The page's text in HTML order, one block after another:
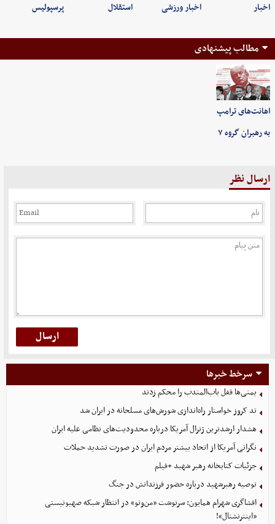
اخبار اخبار ورزشی استقلال پرسپولیس
مطالب پیشنهادی
اهانت‌های ترامپ
به رهبران گروه ۷
ارسال نظر
سرخط خبرها
یمنی‌ها قفل باب‌المندب را محکم زدند
تد کروز خواستار راه‌اندازی شورش‌های مسلحانه در ایران شد
هشدار ارشدترین ژنرال آمریکا درباره محدودیت‌های نظامی علیه ایران
نگرانی آمریکا از اتحاد بیشتر مردم ایران در صورت تشدید حملات
جزئیات کتابخانه رهبر شهید +فیلم
توصیه رهبرشهید درباره حضور فرزندانش در جنگ
افشاگری شهرام همایون: سرنوشت «من‌وتو» در انتظار شبکه صهیونیستی
«اینترنشنال»!